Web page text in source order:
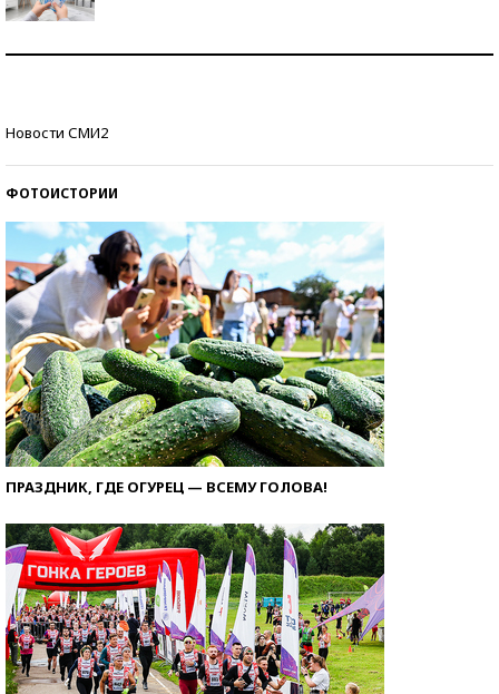
Новости СМИ2
ФОТОИСТОРИИ
ПРАЗДНИК, ГДЕ ОГУРЕЦ — ВСЕМУ ГОЛОВА!